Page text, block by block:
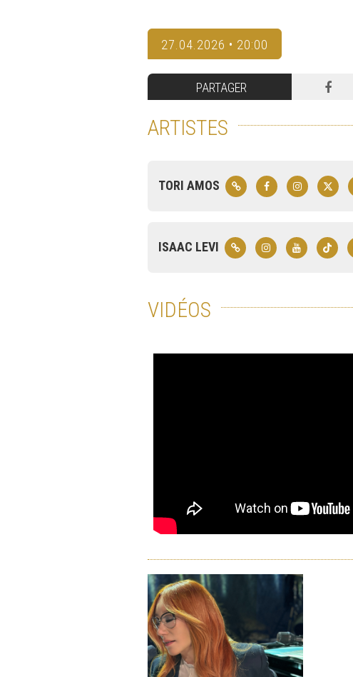
27.04.2026 • 20:00
PARTAGER
ARTISTES
TORI AMOS
ISAAC LEVI
VIDÉOS